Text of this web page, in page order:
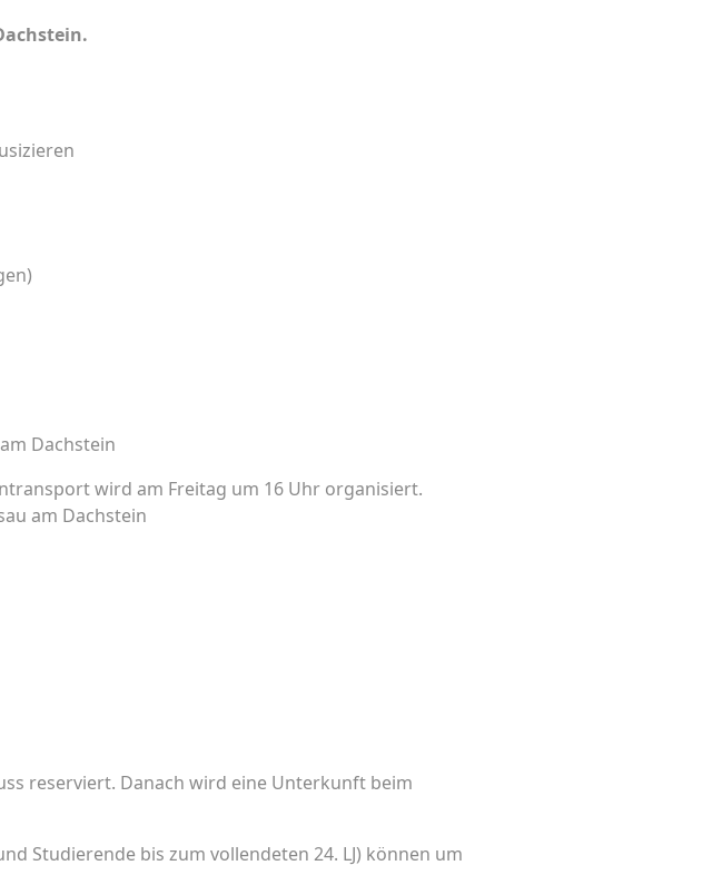
Dachstein
wird am Freitag um 16 Uhr organisiert.
am Dachstein
reserviert. Danach wird eine Unterkunft beim
Studierende bis zum vollendeten 24. LJ) können um